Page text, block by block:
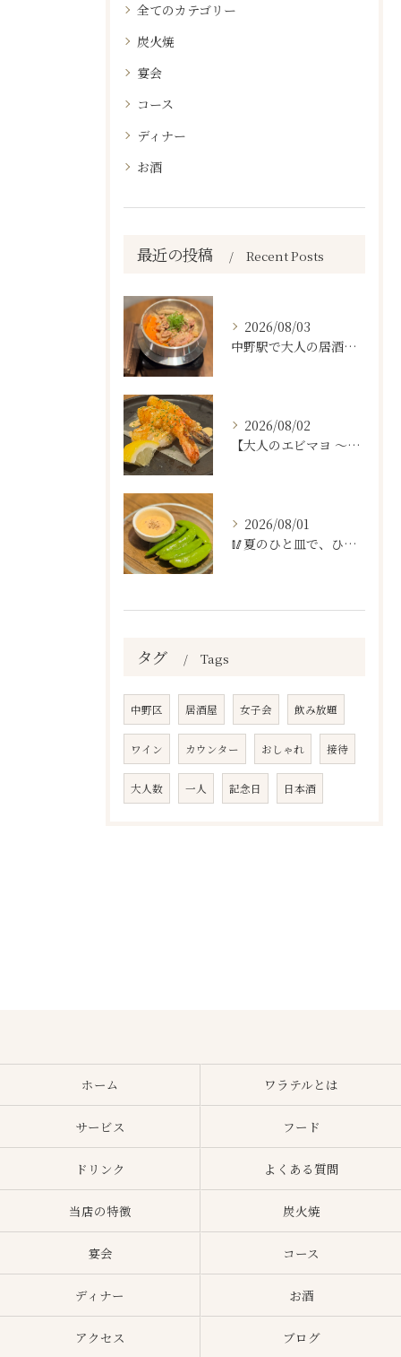
全てのカテゴリー
炭火焼
宴会
コース
ディナー
お酒
最近の投稿 Recent Posts
2026/08/03
中野駅で大人の居酒屋をお探しならぜひワラテルへ！
2026/08/02
【大人のエビマヨ ～燻製ハバネロマヨ～🦐🔥】
2026/08/01
🥢夏のひと皿で、ひと休み。
タグ Tags
中野区 居酒屋 女子会 飲み放題
ワイン カウンター おしゃれ 接待
大人数 一人 記念日 日本酒
ホーム ワラテルとは
サービス フード
ドリンク よくある質問
当店の特徴 炭火焼
宴会 コース
ディナー お酒
アクセス ブログ